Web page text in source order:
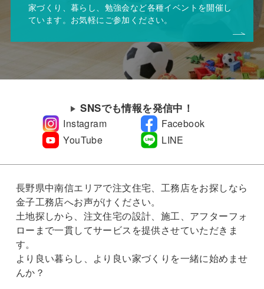
家づくり、暮らし、勉強会など各種イベントを開催し
ています。お気軽にご参加ください。
SNSでも情報を発信中！
Instagram
Facebook
YouTube
LINE
長野県中南信エリアで注文住宅、工務店をお探しなら
金子工務店へお声がけください。
土地探しから、注文住宅の設計、施工、アフターフォ
ローまで一貫してサービスを提供させていただきま
す。
より良い暮らし、より良い家づくりを一緒に始めませ
んか？